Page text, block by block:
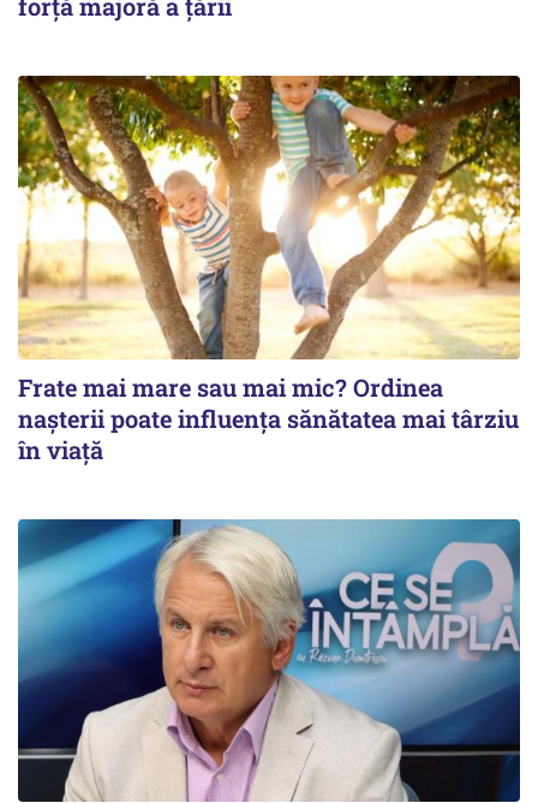
forță majoră a țării
Frate mai mare sau mai mic? Ordinea
nașterii poate influența sănătatea mai târziu
în viață